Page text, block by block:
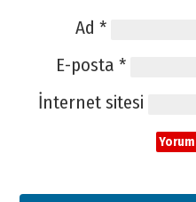
Ad *
E-posta *
İnternet sitesi